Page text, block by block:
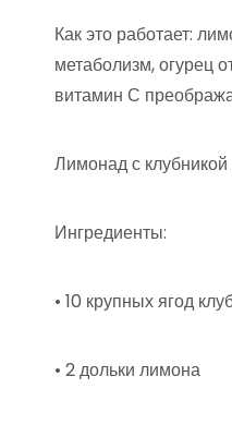
Как это работает:
метаболизм, огурец
витамин С
Лимонад с
Ингредиенты:
• 10 крупных ягод
• 2 дольки лимона